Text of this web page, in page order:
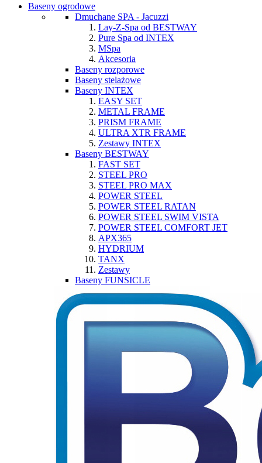
Baseny ogrodowe
Dmuchane SPA - Jacuzzi
Lay-Z-Spa od BESTWAY
Pure Spa od INTEX
MSpa
Akcesoria
Baseny rozporowe
Baseny stelażowe
Baseny INTEX
EASY SET
METAL FRAME
PRISM FRAME
ULTRA XTR FRAME
Zestawy INTEX
Baseny BESTWAY
FAST SET
STEEL PRO
STEEL PRO MAX
POWER STEEL
POWER STEEL RATAN
POWER STEEL SWIM VISTA
POWER STEEL COMFORT JET
APX365
HYDRIUM
TANX
Zestawy
Baseny FUNSICLE